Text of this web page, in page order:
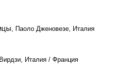
, Паоло Дженовезе, Италия
Италия / Франция